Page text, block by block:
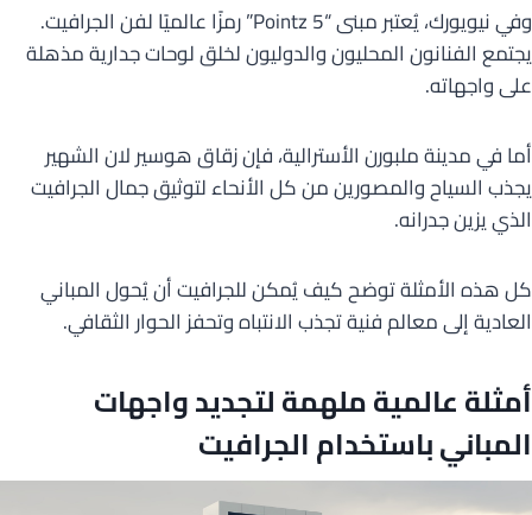
وفي نيويورك، يُعتبر مبنى “5 Pointz” رمزًا عالميًا لفن الجرافيت.
يجتمع الفنانون المحليون والدوليون لخلق لوحات جدارية مذهلة
على واجهاته.
أما في مدينة ملبورن الأسترالية، فإن زقاق هوسير لان الشهير
يجذب السياح والمصورين من كل الأنحاء لتوثيق جمال الجرافيت
الذي يزين جدرانه.
كل هذه الأمثلة توضح كيف يُمكن للجرافيت أن يُحول المباني
العادية إلى معالم فنية تجذب الانتباه وتحفز الحوار الثقافي.
أمثلة عالمية ملهمة لتجديد واجهات
المباني باستخدام الجرافيت